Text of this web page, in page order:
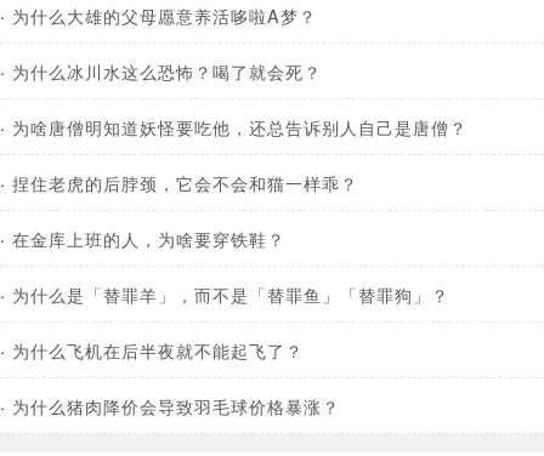
· 为什么大雄的父母愿意养活哆啦A梦？
· 为什么冰川水这么恐怖？喝了就会死？
· 为啥唐僧明知道妖怪要吃他，还总告诉别人自己是唐僧？
· 捏住老虎的后脖颈，它会不会和猫一样乖？
· 在金库上班的人，为啥要穿铁鞋？
· 为什么是「替罪羊」，而不是「替罪鱼」「替罪狗」？
· 为什么飞机在后半夜就不能起飞了？
· 为什么猪肉降价会导致羽毛球价格暴涨？